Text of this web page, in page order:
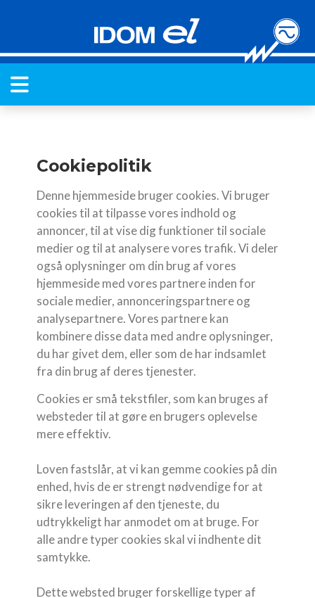
Cookiepolitik
Denne hjemmeside bruger cookies. Vi bruger
cookies til at tilpasse vores indhold og
annoncer, til at vise dig funktioner til sociale
medier og til at analysere vores trafik. Vi deler
også oplysninger om din brug af vores
hjemmeside med vores partnere inden for
sociale medier, annonceringspartnere og
analysepartnere. Vores partnere kan
kombinere disse data med andre oplysninger,
du har givet dem, eller som de har indsamlet
fra din brug af deres tjenester.
Cookies er små tekstfiler, som kan bruges af
websteder til at gøre en brugers oplevelse
mere effektiv.
Loven fastslår, at vi kan gemme cookies på din
enhed, hvis de er strengt nødvendige for at
sikre leveringen af den tjeneste, du
udtrykkeligt har anmodet om at bruge. For
alle andre typer cookies skal vi indhente dit
samtykke.
Dette websted bruger forskellige typer af